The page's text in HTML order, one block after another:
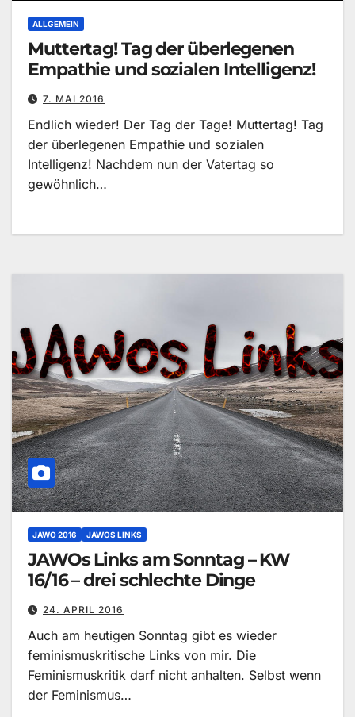
ALLGEMEIN
Muttertag! Tag der überlegenen
Empathie und sozialen Intelligenz!
7. MAI 2016
Endlich wieder! Der Tag der Tage! Muttertag! Tag
der überlegenen Empathie und sozialen
Intelligenz! Nachdem nun der Vatertag so
gewöhnlich…
JAWO 2016 JAWOS LINKS
JAWOs Links am Sonntag – KW
16/16 – drei schlechte Dinge
24. APRIL 2016
Auch am heutigen Sonntag gibt es wieder
feminismuskritische Links von mir. Die
Feminismuskritik darf nicht anhalten. Selbst wenn
der Feminismus…